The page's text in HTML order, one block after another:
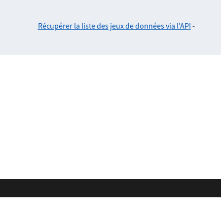
Récupérer la liste des jeux de données via l'API -